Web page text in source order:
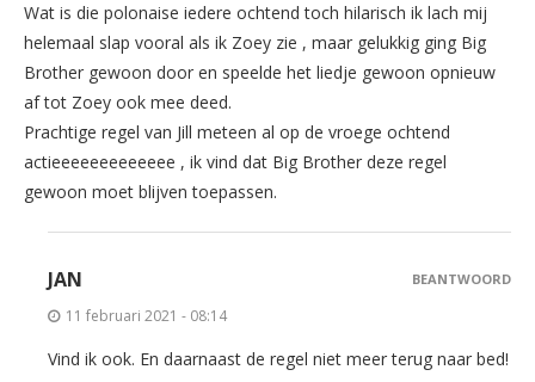
Wat is die polonaise iedere ochtend toch hilarisch ik lach mij
helemaal slap vooral als ik Zoey zie , maar gelukkig ging Big
Brother gewoon door en speelde het liedje gewoon opnieuw
af tot Zoey ook mee deed.
Prachtige regel van Jill meteen al op de vroege ochtend
actieeeeeeeeeeeee , ik vind dat Big Brother deze regel
gewoon moet blijven toepassen.
JAN
11 februari 2021 - 08:14
Vind ik ook. En daarnaast de regel niet meer terug naar bed!
BEANTWOORD